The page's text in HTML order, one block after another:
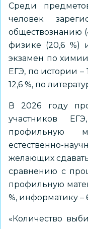
Среди
человек
обществознанию
физике (20,6 %)
экзамен по химии
ЕГЭ, по истории –
12,6 %, по
В 2026 году
участников
профильную
естественно-
желающих
сравнению с
профильную
%, информатику –
«Количество